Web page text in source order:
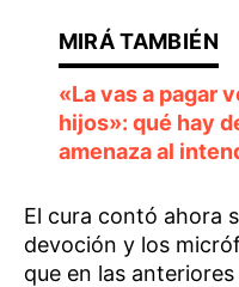
«La vas a pagar
hijos»: qué hay
amenaza al
El cura contó ahora
devoción y los
que en las